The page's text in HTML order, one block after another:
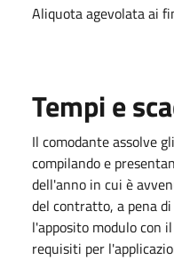
Aliquota agevolata ai
Tempi e
Il comodante assolve
compilando e
dell'anno in cui è
del contratto, a pena
l'apposito modulo con
requisiti per